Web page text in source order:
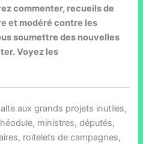
commenter, recueils de
et modéré contre les
soumettre des nouvelles
Voyez les
aux grands projets inutiles,
ministres, députés,
roitelets de campagnes,